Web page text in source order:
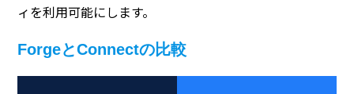
ィを利用可能にします。
ForgeとConnectの比較